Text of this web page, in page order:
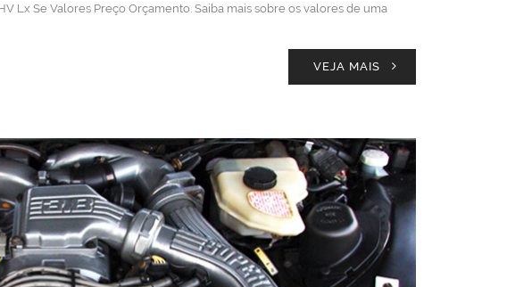
Lx Se Valores Preço Orçamento. Saiba mais sobre os valores de uma
VEJA MAIS